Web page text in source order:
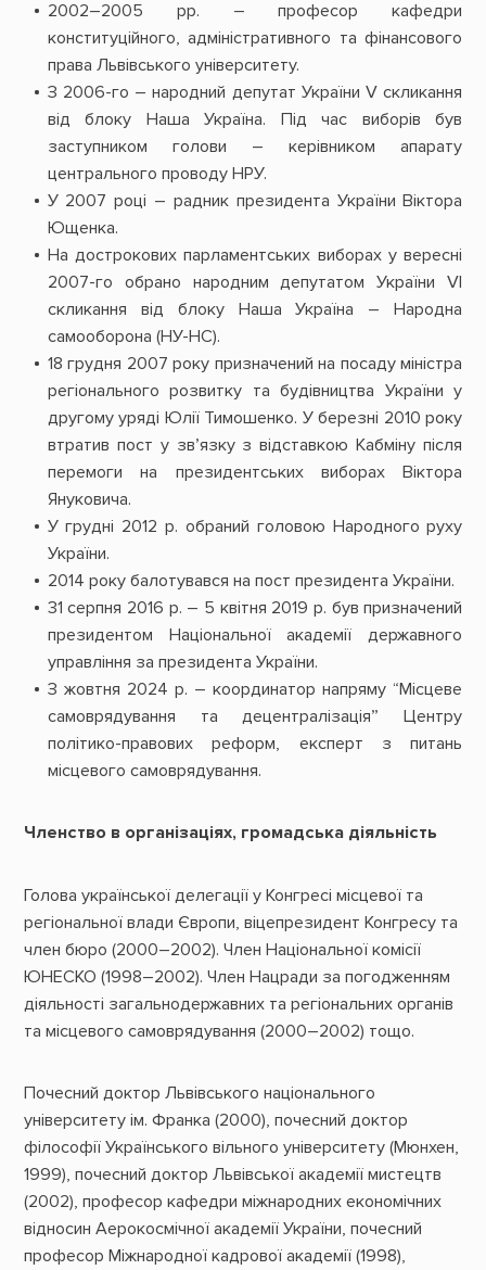
2002–2005 рр. – професор кафедри
конституційного, адміністративного та фінансового
права Львівського університету.
З 2006-го – народний депутат України V скликання
від блоку Наша Україна. Під час виборів був
заступником голови – керівником апарату
центрального проводу НРУ.
У 2007 році – радник президента України Віктора
Ющенка.
На дострокових парламентських виборах у вересні
2007-го обрано народним депутатом України VI
скликання від блоку Наша Україна – Народна
самооборона (НУ-НС).
18 грудня 2007 року призначений на посаду міністра
регіонального розвитку та будівництва України у
другому уряді Юлії Тимошенко. У березні 2010 року
втратив пост у зв’язку з відставкою Кабміну після
перемоги на президентських виборах Віктора
Януковича.
У грудні 2012 р. обраний головою Народного руху
України.
2014 року балотувався на пост президента України.
31 серпня 2016 р. – 5 квітня 2019 р. був призначений
президентом Національної академії державного
управління за президента України.
З жовтня 2024 р. – координатор напряму “Місцеве
самоврядування та децентралізація” Центру
політико-правових реформ, експерт з питань
місцевого самоврядування.
Членство в організаціях, громадська діяльність
Голова української делегації у Конгресі місцевої та
регіональної влади Європи, віцепрезидент Конгресу та
член бюро (2000–2002). Член Національної комісії
ЮНЕСКО (1998–2002). Член Нацради за погодженням
діяльності загальнодержавних та регіональних органів
та місцевого самоврядування (2000–2002) тощо.
Почесний доктор Львівського національного
університету ім. Франка (2000), почесний доктор
філософії Українського вільного університету (Мюнхен,
1999), почесний доктор Львівської академії мистецтв
(2002), професор кафедри міжнародних економічних
відносин Аерокосмічної академії України, почесний
професор Міжнародної кадрової академії (1998),